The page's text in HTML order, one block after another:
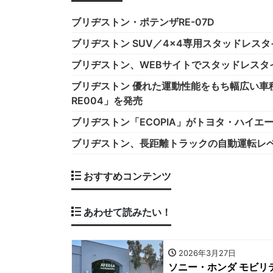
ブリヂストン・ポテンザRE-07D
ブリヂストン SUV／4×4専用スタッドレス
ブリヂストン、WEBサイトでスタッドレス
ブリヂストン 優れた運動性能をもち幅広い
RE004」を発売
ブリヂストン「ECOPIA」がトヨタ・ハイエ
ブリヂストン、長距離トラックの自動運転
おすすめコンテンツ
あわせて読みたい！
2026年3月27日
ソニー・ホンダ モビ